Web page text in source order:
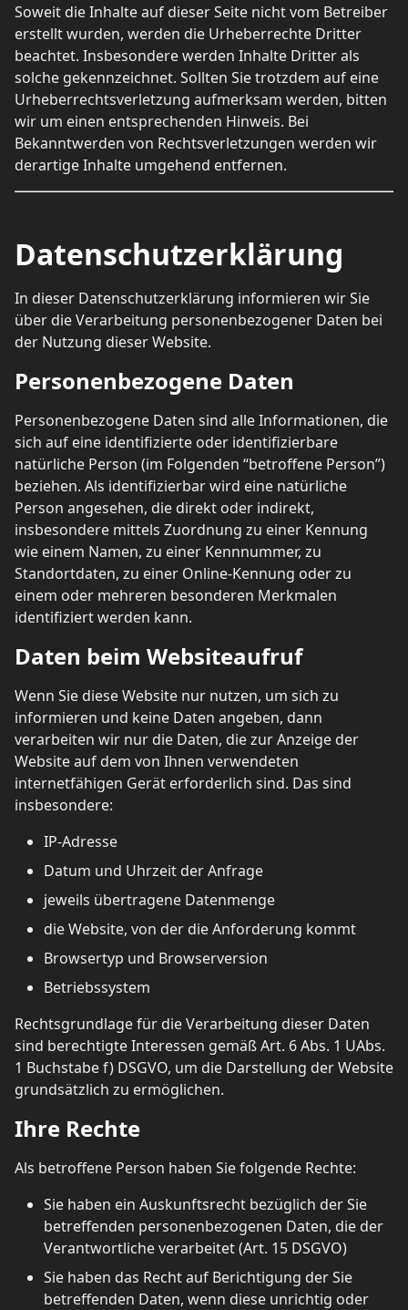
Soweit die Inhalte auf dieser Seite nicht vom Betreiber
erstellt wurden, werden die Urheberrechte Dritter
beachtet. Insbesondere werden Inhalte Dritter als
solche gekennzeichnet. Sollten Sie trotzdem auf eine
Urheberrechtsverletzung aufmerksam werden, bitten
wir um einen entsprechenden Hinweis. Bei
Bekanntwerden von Rechtsverletzungen werden wir
derartige Inhalte umgehend entfernen.
Datenschutzerklärung
In dieser Datenschutzerklärung informieren wir Sie
über die Verarbeitung personenbezogener Daten bei
der Nutzung dieser Website.
Personenbezogene Daten
Personenbezogene Daten sind alle Informationen, die
sich auf eine identifizierte oder identifizierbare
natürliche Person (im Folgenden “betroffene Person”)
beziehen. Als identifizierbar wird eine natürliche
Person angesehen, die direkt oder indirekt,
insbesondere mittels Zuordnung zu einer Kennung
wie einem Namen, zu einer Kennnummer, zu
Standortdaten, zu einer Online-Kennung oder zu
einem oder mehreren besonderen Merkmalen
identifiziert werden kann.
Daten beim Websiteaufruf
Wenn Sie diese Website nur nutzen, um sich zu
informieren und keine Daten angeben, dann
verarbeiten wir nur die Daten, die zur Anzeige der
Website auf dem von Ihnen verwendeten
internetfähigen Gerät erforderlich sind. Das sind
insbesondere:
IP-Adresse
Datum und Uhrzeit der Anfrage
jeweils übertragene Datenmenge
die Website, von der die Anforderung kommt
Browsertyp und Browserversion
Betriebssystem
Rechtsgrundlage für die Verarbeitung dieser Daten
sind berechtigte Interessen gemäß Art. 6 Abs. 1 UAbs.
1 Buchstabe f) DSGVO, um die Darstellung der Website
grundsätzlich zu ermöglichen.
Ihre Rechte
Als betroffene Person haben Sie folgende Rechte:
Sie haben ein Auskunftsrecht bezüglich der Sie
betreffenden personenbezogenen Daten, die der
Verantwortliche verarbeitet (Art. 15 DSGVO)
Sie haben das Recht auf Berichtigung der Sie
betreffenden Daten, wenn diese unrichtig oder